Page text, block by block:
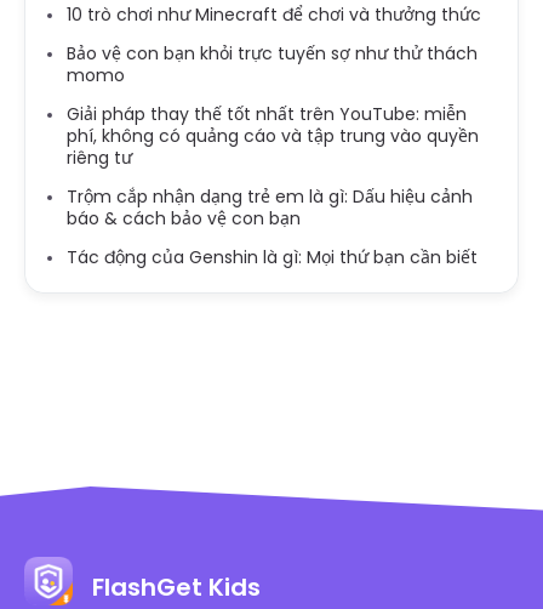
10 trò chơi như Minecraft để chơi và thưởng thức
Bảo vệ con bạn khỏi trực tuyến sợ như thử thách
momo
Giải pháp thay thế tốt nhất trên YouTube: miễn
phí, không có quảng cáo và tập trung vào quyền
riêng tư
Trộm cắp nhận dạng trẻ em là gì: Dấu hiệu cảnh
báo & cách bảo vệ con bạn
Tác động của Genshin là gì: Mọi thứ bạn cần biết
FlashGet Kids